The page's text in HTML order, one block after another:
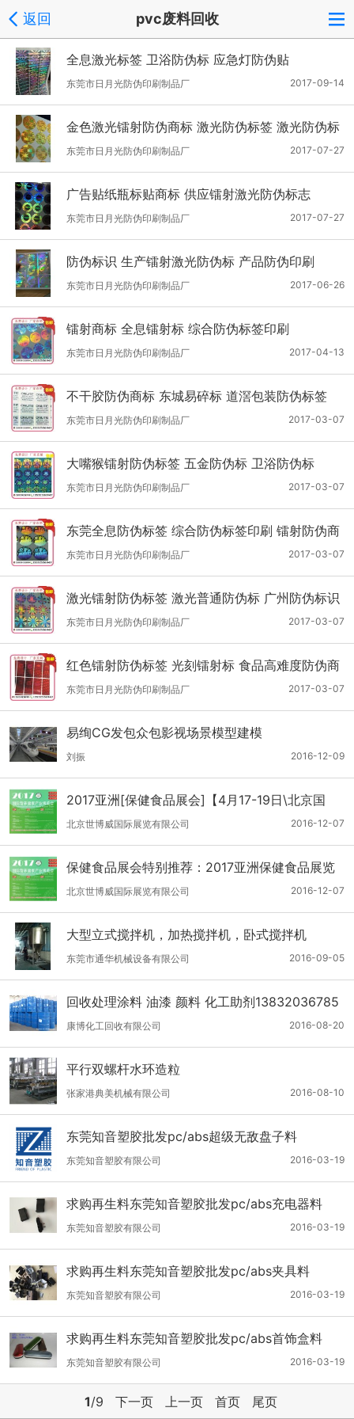
返回 pvc废料回收
全息激光标签 卫浴防伪标 应急灯防伪贴
2017-09-14
东莞市日月光防伪印刷制品厂
金色激光镭射防伪商标 激光防伪标签 激光防伪标
2017-07-27
东莞市日月光防伪印刷制品厂
广告贴纸瓶标贴商标 供应镭射激光防伪标志
2017-07-27
东莞市日月光防伪印刷制品厂
防伪标识 生产镭射激光防伪标 产品防伪印刷
2017-06-26
东莞市日月光防伪印刷制品厂
镭射商标 全息镭射标 综合防伪标签印刷
2017-04-13
东莞市日月光防伪印刷制品厂
不干胶防伪商标 东城易碎标 道滘包装防伪标签
2017-03-07
东莞市日月光防伪印刷制品厂
大嘴猴镭射防伪标签 五金防伪标 卫浴防伪标
2017-03-07
东莞市日月光防伪印刷制品厂
东莞全息防伪标签 综合防伪标签印刷 镭射防伪商
标
2017-03-07
东莞市日月光防伪印刷制品厂
激光镭射防伪标签 激光普通防伪标 广州防伪标识
2017-03-07
东莞市日月光防伪印刷制品厂
红色镭射防伪标签 光刻镭射标 食品高难度防伪商
标
2017-03-07
东莞市日月光防伪印刷制品厂
易绚CG发包众包影视场景模型建模
2016-12-09
刘振
2017亚洲[保健食品展会]【4月17-19日\北京国
展】
2016-12-07
北京世博威国际展览有限公司
保健食品展会特别推荐：2017亚洲保健食品展览
会
2016-12-07
北京世博威国际展览有限公司
大型立式搅拌机，加热搅拌机，卧式搅拌机
2016-09-05
东莞市通华机械设备有限公司
回收处理涂料 油漆 颜料 化工助剂13832036785
2016-08-20
康博化工回收有限公司
平行双螺杆水环造粒
2016-08-10
张家港典美机械有限公司
东莞知音塑胶批发pc/abs超级无敌盘子料
2016-03-19
东莞知音塑胶有限公司
求购再生料东莞知音塑胶批发pc/abs充电器料
2016-03-19
东莞知音塑胶有限公司
求购再生料东莞知音塑胶批发pc/abs夹具料
2016-03-19
东莞知音塑胶有限公司
求购再生料东莞知音塑胶批发pc/abs首饰盒料
2016-03-19
东莞知音塑胶有限公司
1/9 下一页 上一页 首页 尾页